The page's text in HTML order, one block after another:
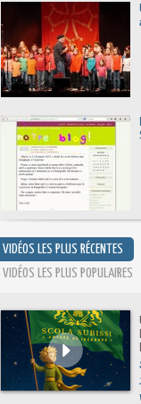
VIDÉOS LES PLUS RÉCENTES
VIDÉOS LES PLUS POPULAIRES